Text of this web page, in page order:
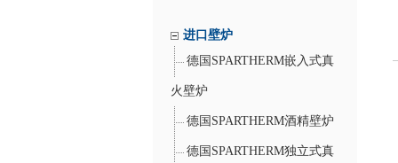
进口壁炉
德国SPARTHERM嵌入式真
火壁炉
德国SPARTHERM酒精壁炉
德国SPARTHERM独立式真